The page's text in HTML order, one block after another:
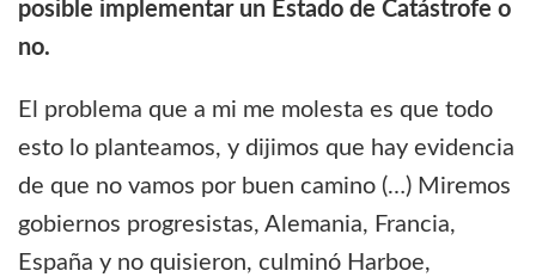
posible implementar un Estado de Catástrofe o
no.
El problema que a mi me molesta es que todo
esto lo planteamos, y dijimos que hay evidencia
de que no vamos por buen camino (…) Miremos
gobiernos progresistas, Alemania, Francia,
España y no quisieron, culminó Harboe,